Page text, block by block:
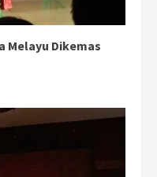
Melayu Dikemas